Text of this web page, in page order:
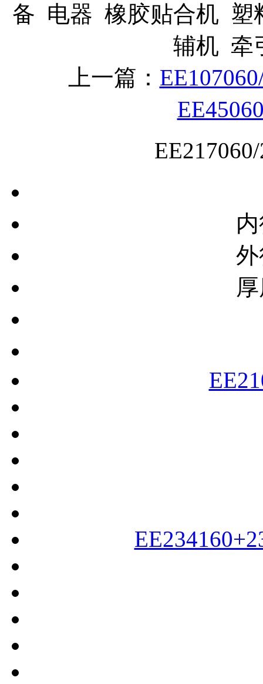
备 电器 橡胶贴合机 塑
辅机 牵
上一篇：